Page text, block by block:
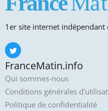
1er site internet
FranceMatin.info
Qui sommes-nous
Conditions générales
Politique de confidentialité